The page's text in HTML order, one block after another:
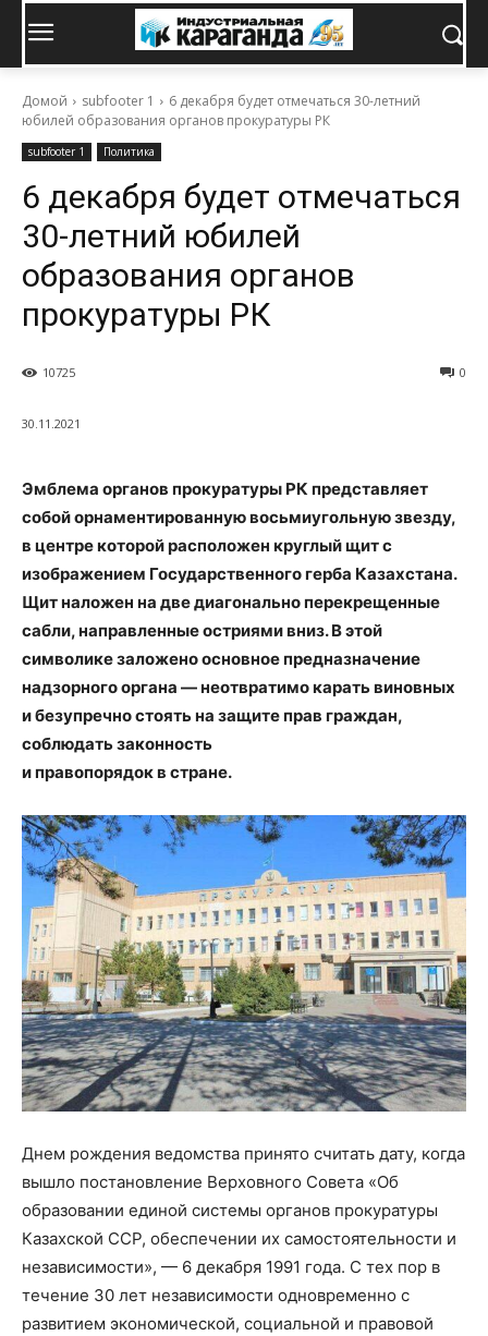
Домой subfooter 1
6 декабря будет отмечаться 30-летний
юбилей образования органов прокуратуры РК
subfooter 1 Политика
6 декабря будет отмечаться
30-летний юбилей
образования органов
прокуратуры РК
0
10725
30.11.2021
Эмблема органов прокуратуры РК представляет
собой орнаментированную восьмиугольную звезду,
в центре которой расположен круглый щит с
изображением Государственного герба Казахстана.
Щит наложен на две диагонально перекрещенные
сабли, направленные остриями вниз. В этой
символике заложено основное предназначение
надзорного органа — неотвратимо карать виновных
и безупречно стоять на защите прав граждан,
соблюдать законность
и правопорядок в стране.
Днем рождения ведомства принято считать дату, когда
вышло постановление Верховного Совета «Об
образовании единой системы органов прокуратуры
Казахской ССР, обеспечении их самостоятельности и
независимости», — 6 декабря 1991 года. С тех пор в
течение 30 лет независимости одновременно с
развитием экономической, социальной и правовой